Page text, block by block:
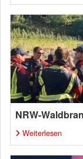
NRW-
Weiterlesen